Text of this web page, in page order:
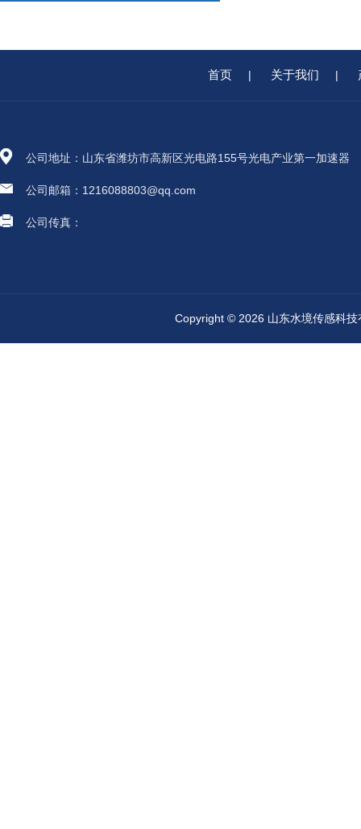
首页 | 关于我们 |
公司地址：山东省潍坊市高新区光电路155号光电产业第一加速器
公司邮箱：1216088803@qq.com
公司传真：
Copyright © 2026 山东水境传感科